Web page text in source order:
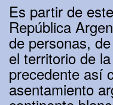
Es partir de
República
de personas,
el territorio de
precedente así
asentamiento